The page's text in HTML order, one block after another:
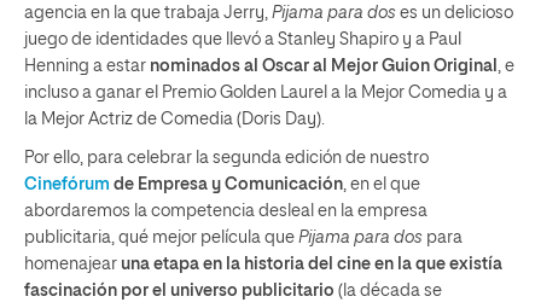
agencia en la que trabaja Jerry, Pijama para dos es un delicioso
juego de identidades que llevó a Stanley Shapiro y a Paul
Henning a estar nominados al Oscar al Mejor Guion Original , e
incluso a ganar el Premio Golden Laurel a la Mejor Comedia y a
la Mejor Actriz de Comedia (Doris Day).
Por ello, para celebrar la segunda edición de nuestro
Cinefórum de Empresa y Comunicación, en el que
abordaremos la competencia desleal en la empresa
publicitaria, qué mejor película que Pijama para dos para
homenajear una etapa en la historia del cine en la que existía
fascinación por el universo publicitario (la década se